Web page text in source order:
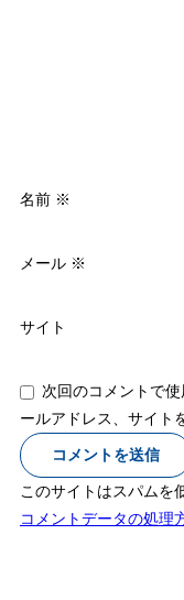
名前 ※
メール ※
サイト
次回のコメントで
ールアドレス、サイト
このサイトはスパムを
コメントデータの処理